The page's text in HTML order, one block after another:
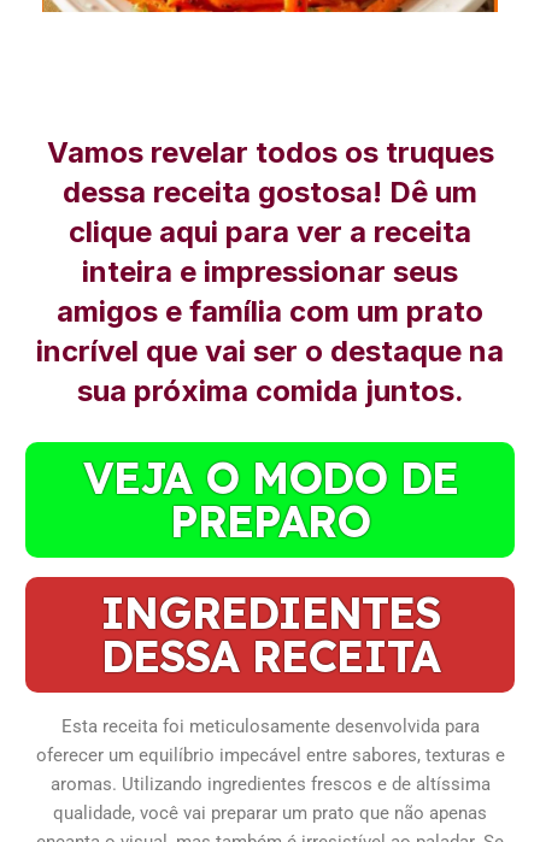
Vamos revelar todos os truques
dessa receita gostosa! Dê um
clique aqui para ver a receita
inteira e impressionar seus
amigos e família com um prato
incrível que vai ser o destaque na
sua próxima comida juntos.
VEJA O MODO DE
PREPARO
INGREDIENTES
DESSA RECEITA
Esta receita foi meticulosamente desenvolvida para
oferecer um equilíbrio impecável entre sabores, texturas e
aromas. Utilizando ingredientes frescos e de altíssima
qualidade, você vai preparar um prato que não apenas